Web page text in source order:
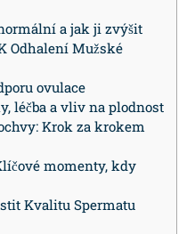
a jak ji zvýšit
Odhalení Mužské
ovulace
léčba a vliv na plodnost
Krok za krokem
momenty, kdy
Kvalitu Spermatu